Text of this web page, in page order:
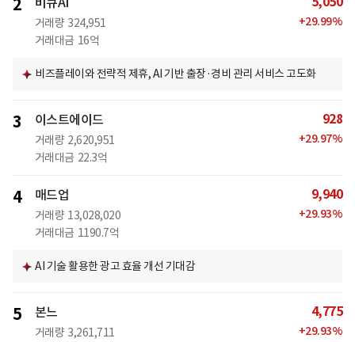
2
거래량 324,951
거래대금 16억
+29.99%
비즈플레이와 전략적 제휴, AI 기반 출장·경비 관리 서비스 고도화
3 이스트에이드
거래량 2,620,951
거래대금 22.3억
928
+29.97%
4 매드업
거래량 13,028,020
거래대금 1190.7억
9,940
+29.93%
AI 기술 활용한 광고 효율 개선 기대감
5 본느
거래량 3,261,711
4,775
+29.93%